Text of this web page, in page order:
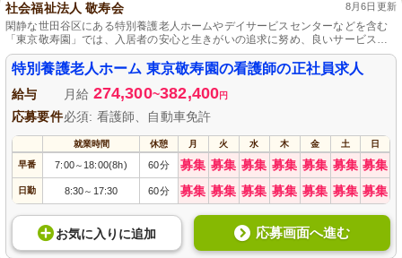
社会福祉法人 敬寿会 8月6日更新
閑静な世田谷区にある特別養護老人ホームやデイサービスセンターなどを含む
「東京敬寿園」では、入居者の安心と生きがいの追求に努め、良いサービス創
出のために笑顔の職員をサポートしています。賞与年2回、各種手当充実などの
待遇に加え、夜勤なしで特別休暇も取得可能な環境で、看護師の協調性を重視
し、施設づくりに参加してくれる仲間を待っています。
特別養護老人ホーム 東京敬寿園の看護師の正社員求人
給与 月給 274,300~382,400円
応募要件必須: 看護師、自動車免許
就業時間 休憩 月 火 水 木 金 土 日
早番 7:00～18:00(8h) 60分 募集 募集 募集 募集 募集 募集 募集
日勤 8:30～ 17:30 60分 募集 募集 募集 募集 募集 募集 募集
お気に入り に追加 応募画面へ進む